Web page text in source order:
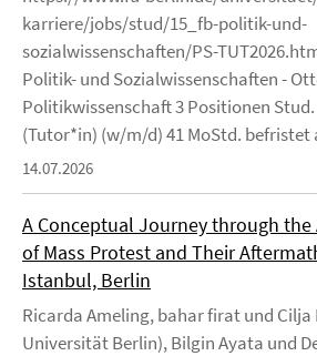
karriere/jobs/stud/15_fb-politik-und-
sozialwissenschaften/PS-
Politik- und Sozialwissenschaften -
Politikwissenschaft 3 Positionen
(Tutor*in) (w/m/d) 41 MoStd. befristet
14.07.2026
A Conceptual Journey through the
of Mass Protest and Their
Istanbul, Berlin
Ricarda Ameling, bahar firat und Cilja
Universität Berlin), Bilgin Ayata und